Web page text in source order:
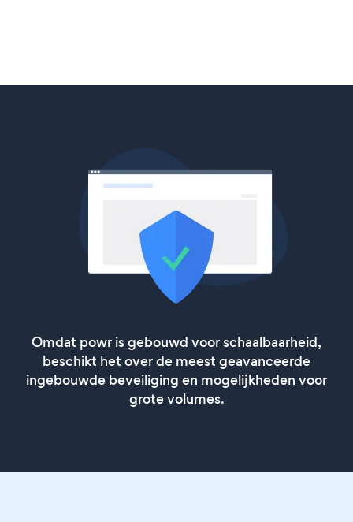
Omdat powr is gebouwd voor schaalbaarheid,
beschikt het over de meest geavanceerde
ingebouwde beveiliging en mogelijkheden voor
grote volumes.